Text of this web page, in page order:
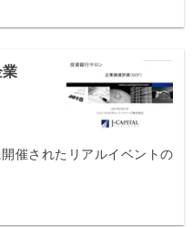
業
催されたリアルイベントの